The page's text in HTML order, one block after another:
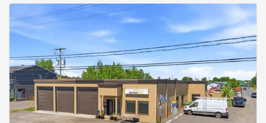
multilogement ajoutent à la valeur exceptionnelle
de cette propriété. Une belle